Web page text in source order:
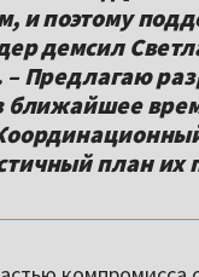
и поэтому
демсил
– Предлагаю
ближайшее
план их